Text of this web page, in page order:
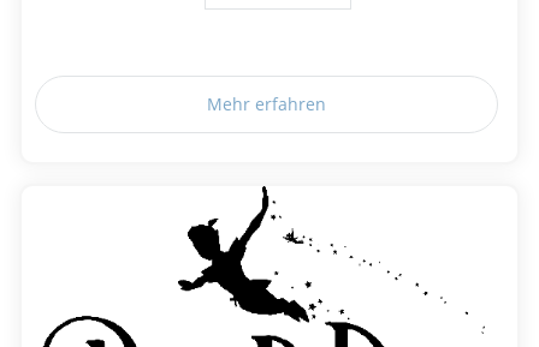
Mehr erfahren